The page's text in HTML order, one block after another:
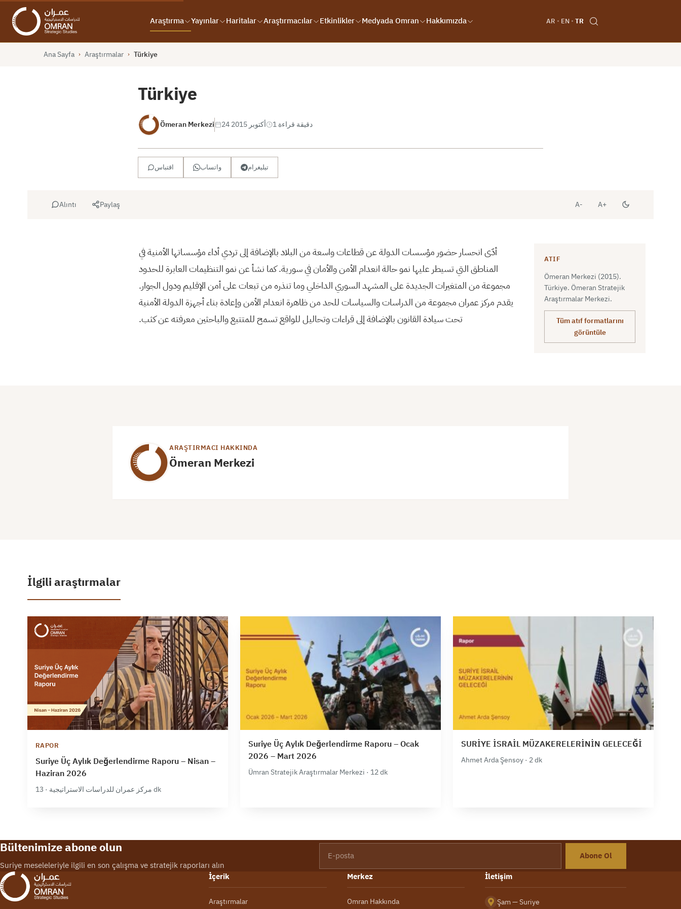
Araştırma Yayınlar Haritalar Araştırmacılar Etkinlikler Medyada Omran Hakkımızda AR EN TR
Ana Sayfa › Araştırmalar › Türkiye
Türkiye
Ömeran Merkezi 24 أكتوبر 2015 1 دقيقة قراءة
اقتباس واتساب تيليغرام
Alıntı Paylaş A- A+
أدّى انحسار حضور مؤسسات الدولة عن قطاعات واسعة من البلاد بالإضافة إلى تردي أداء مؤسساتها الأمنية في
المناطق التي تسيطر عليها نمو حالة انعدام الأمن والأمان في سورية. كما نشأ عن نمو التنظيمات العابرة للحدود
مجموعة من المتغيرات الجديدة على المشهد السوري الداخلي وما تنذره من تبعات على أمن الإقليم ودول الجوار.
يقدم مركز عمران مجموعة من الدراسات والسياسات للحد من ظاهرة انعدام الأمن وإعادة بناء أجهزة الدولة الأمنية
تحت سيادة القانون بالإضافة إلى قراءات وتحاليل للواقع تسمح للمتتبع والباحثين معرفته عن كثب.
ATIF
Ömeran Merkezi (2015).
Türkiye. Ömeran Stratejik
Araştırmalar Merkezi.
Tüm atıf formatlarını
görüntüle
ARAŞTIRMACI HAKKINDA
Ömeran Merkezi
İlgili araştırmalar
RAPOR
Suriye Üç Aylık Değerlendirme Raporu – Nisan –
Haziran 2026
مركز عمران للدراسات الاستراتيجية · 13 dk
Suriye Üç Aylık Değerlendirme Raporu – Ocak
2026 – Mart 2026
Ümran Stratejik Araştırmalar Merkezi · 12 dk
SURİYE İSRAİL MÜZAKERELERİNİN GELECEĞİ
Ahmet Arda Şensoy · 2 dk
Bültenimize abone olun
Suriye meseleleriyle ilgili en son çalışma ve stratejik raporları alın
Abone Ol
İçerik
Araştırmalar
Merkez
Omran Hakkında
İletişim
Şam — Suriye